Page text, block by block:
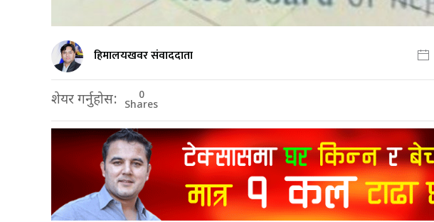
हिमालयखवर संवाददाता
शेयर गर्नुहोस: 0
Shares